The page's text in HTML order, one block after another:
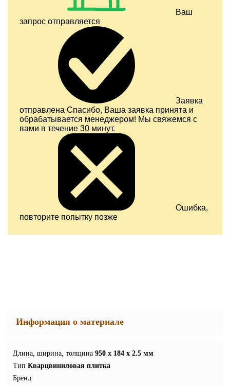
Ваш
запрос отправляется
Заявка
отправлена Спасибо, Ваша заявка принята и
обрабатывается менеджером! Мы свяжемся с
вами в течение 30 минут.
Ошибка,
повторите попытку позже
Информация о материале
Длина, ширина, толщина 950 x 184 x 2.5 мм
Тип Кварцвиниловая плитка
Бренд